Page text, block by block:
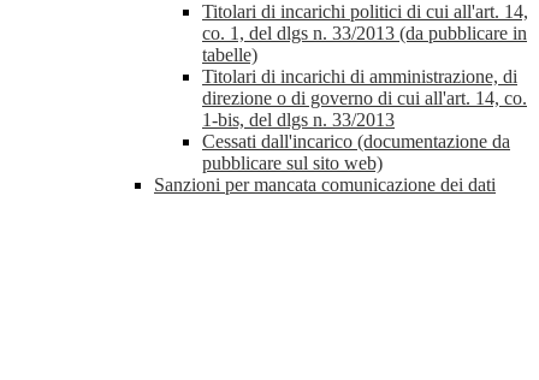
Titolari di incarichi politici di cui all'art. 14,
co. 1, del dlgs n. 33/2013 (da pubblicare in
tabelle)
Titolari di incarichi di amministrazione, di
direzione o di governo di cui all'art. 14, co.
1-bis, del dlgs n. 33/2013
Cessati dall'incarico (documentazione da
pubblicare sul sito web)
Sanzioni per mancata comunicazione dei dati